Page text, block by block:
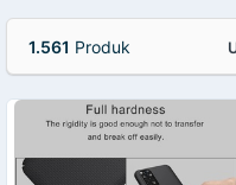
1.561 Produk